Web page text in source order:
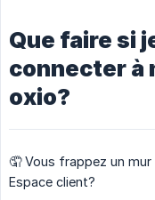
Que faire si
connecter à
oxio?
🤦 Vous frappez un
Espace client?